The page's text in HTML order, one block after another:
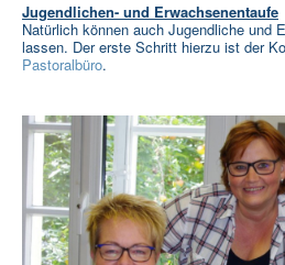
Jugendlichen- und Erwachsenentaufe
Natürlich können auch Jugendliche und
lassen. Der erste Schritt hierzu ist der
Pastoralbüro.